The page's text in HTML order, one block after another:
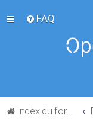
FAQ
Index du forum